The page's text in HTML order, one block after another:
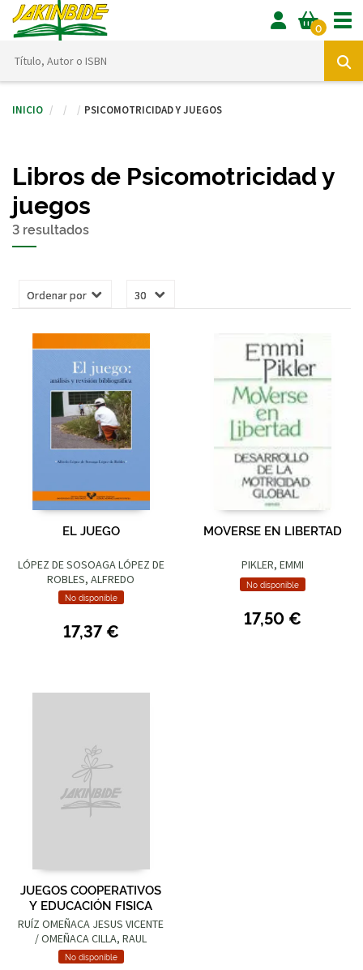
0
Inicio Psicomotricidad y juegos
Libros de Psicomotricidad y
juegos
3 resultados
EL JUEGO
LÓPEZ DE SOSOAGA LÓPEZ DE
ROBLES, ALFREDO
No disponible
17,37 €
MOVERSE EN LIBERTAD
PIKLER, EMMI
No disponible
17,50 €
JUEGOS COOPERATIVOS
Y EDUCACIÓN FISICA
RUÍZ OMEÑACA JESUS VICENTE
/ OMEÑACA CILLA, RAUL
No disponible